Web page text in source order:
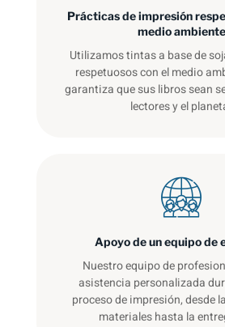
Prácticas de impresión
medio ambiente
Utilizamos tintas a base de
respetuosos con el medio
garantiza que sus libros sean
lectores y el
Apoyo de un equipo de
Nuestro equipo de
asistencia personalizada
proceso de impresión, desde
materiales hasta la